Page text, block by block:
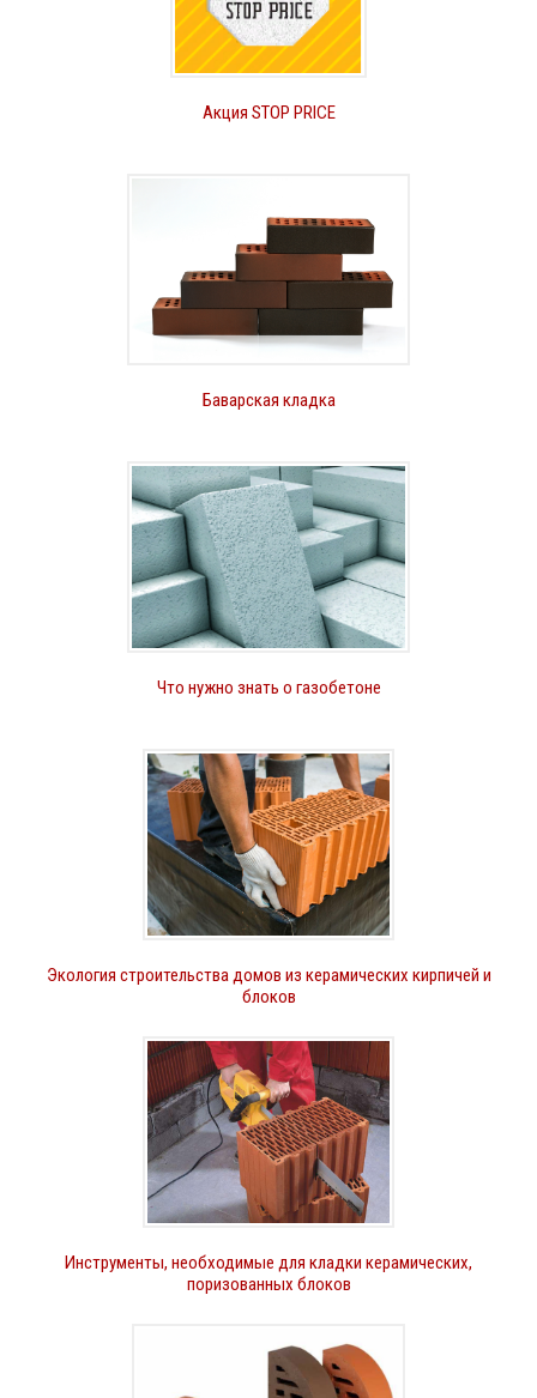
Акция STOP PRICE
Баварская кладка
Что нужно знать о газобетоне
Экология строительства домов из керамических кирпичей и
блоков
Инструменты, необходимые для кладки керамических,
поризованных блоков